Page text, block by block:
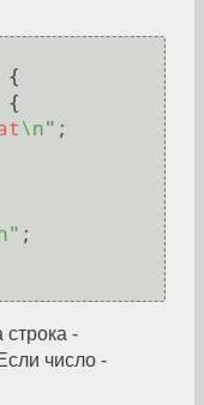
{
{
\n" ;
;
-
число -